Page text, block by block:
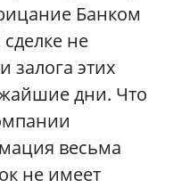
Банком
не
залога этих
дни. Что
весьма
не имеет